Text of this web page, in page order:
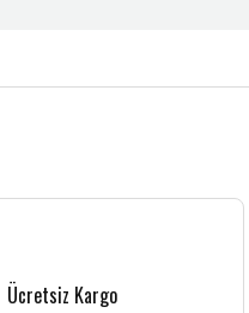
Ücretsiz Kargo